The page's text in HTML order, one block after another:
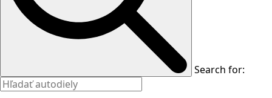
Search for: